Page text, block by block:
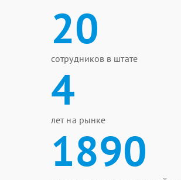
20
сотрудников в штате
4
лет на рынке
1890